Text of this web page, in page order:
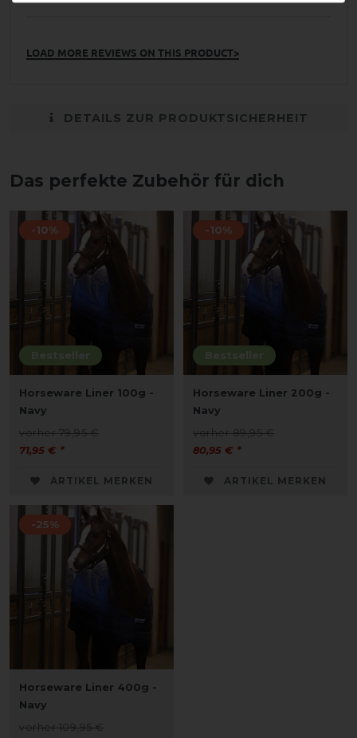
LOAD MORE REVIEWS ON THIS PRODUCT>
DETAILS ZUR PRODUKTSICHERHEIT
Das perfekte Zubehör für dich
Bestseller
-10%
Horseware Liner 100g -
Navy
vorher 79,95 €
71,95 € *
ARTIKEL MERKEN
Bestseller
-10%
Horseware Liner 200g -
Navy
vorher 89,95 €
80,95 € *
ARTIKEL MERKEN
-25%
Horseware Liner 400g -
Navy
vorher 109,95 €